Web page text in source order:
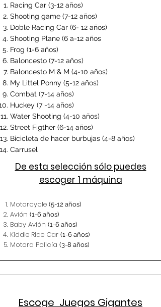
Racing Car (3-12 años)
Shooting game (7-12 años)
Doble Racing Car (6- 12 años)
Shooting Plane (6 a-12 años
Frog (1-6 años)
Baloncesto (7-12 años)
Baloncesto M & M (4-10 años)
My Littel Ponny (5-12 años)
Combat (7-14 años)
Huckey (7 -14 años)
Water Shooting (4-10 años)
Street Figther (6-14 años)
Bicicleta de hacer burbujas (4-8 años)
Carrusel
De esta selección sólo puedes
escoger 1 máquina
Motorcycle (5-12 años)
Avión (1-6 años)
Baby Avión (1-6 años)
Kiddle Ride Car (1-6 años)
Motora Policía (3-8 años)
Escoge Juegos Gigantes